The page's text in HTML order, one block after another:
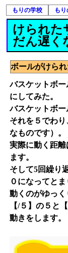
もりの学校 も
けられた
だん遅く
ボールがけら
バスケットボ
にしてみた。
バスケットボー
それを５でわ
なものです）。
実際に動く距
ます。
そして5回繰り
０になってとま
動くのがゆっく
【/５】の５と
動きをします。